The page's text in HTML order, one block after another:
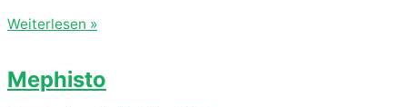
Dein
und
Leid
Weiterlesen »
Mephisto